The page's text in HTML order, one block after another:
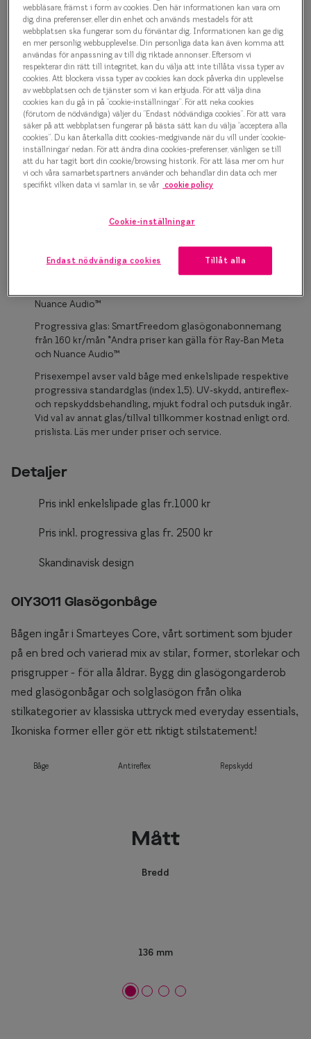
Olika
Taberg
Trender
500 kr
Grå
Bågstorlek
M
127-137 mm
Osäker på vilken storlek du har? Se vår Storleksguide
Boka synundersökning
Enkelslipade glas: SmartFreedom glasögonabonnemang
Nuance Audio™
Progressiva glas: SmartFreedom glasögonabonnemang
från 160 kr/mån *Andra priser kan gälla för Ray-Ban Meta
och Nuance Audio™
Prisexempel avser vald båge med enkelslipade respektive
progressiva standardglas (index 1,5). UV-skydd, antireflex-
och repskyddsbehandling, mjukt fodral och putsduk ingår.
Vid val av annat glas/tillval tillkommer kostnad enligt ord.
prislista. Läs mer under priser och service.
Detaljer
Pris inkl enkelslipade glas fr.1000 kr
Pris inkl. progressiva glas fr. 2500 kr
Skandinavisk design
0IY3011 Glasögonbåge
Bågen ingår i Smarteyes Core, vårt sortiment som bjuder
på en bred och varierad mix av stilar, former, storlekar och
prisgrupper - för alla åldrar. Bygg din glasögongarderob
med glasögonbågar och solglasögon från olika
stilkategorier av klassiska uttryck med everyday essentials,
Ikoniska former eller gör ett riktigt stilstatement!
Båge Antireflex Repskydd
Mått
Bredd
136 mm
webbläsare, främst i form av cookies. Den här informationen kan vara om
dig, dina preferenser, eller din enhet och används mestadels för att
webbplatsen ska fungerar som du förväntar dig. Informationen kan ge dig
en mer personlig webbupplevelse. Din personliga data kan även komma att
användas för anpassning av till dig riktade annonser. Eftersom vi
respekterar din rätt till integritet, kan du välja att inte tillåta vissa typer av
cookies. Att blockera vissa typer av cookies kan dock påverka din upplevelse
av webbplatsen och de tjänster som vi kan erbjuda. För att välja dina
cookies kan du gå in på ”cookie-inställningar”. För att neka cookies
(förutom de nödvändiga) väljer du ”Endast nödvändiga cookies”. För att vara
säker på att webbplatsen fungerar på bästa sätt kan du välja ”acceptera alla
cookies”. Du kan återkalla ditt cookies-medgivande när du vill under ’cookie-
inställningar’ nedan. För att ändra dina cookies-preferenser, vänligen se till
att du har tagit bort din cookie/browsing historik. För att läsa mer om hur
vi och våra samarbetspartners använder och behandlar din data och mer
specifikt vilken data vi samlar in, se vår cookie policy
Cookie-inställningar
Endast nödvändiga cookies Tillåt alla